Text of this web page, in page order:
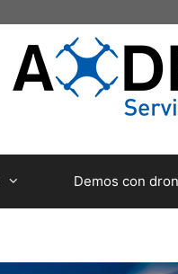
Demos con